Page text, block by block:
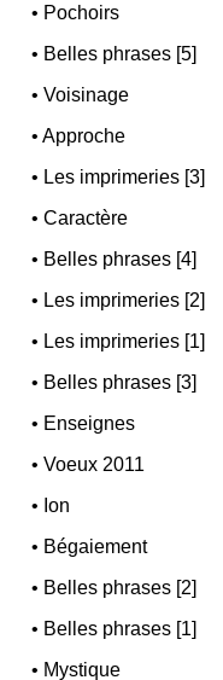
• Pochoirs
• Belles phrases [5]
•Voisinage
•Approche
• Les imprimeries [3]
•Caractère
• Belles phrases [4]
• Les imprimeries [2]
• Les imprimeries [1]
• Belles phrases [3]
• Enseignes
•Voeux 2011
• Ion
• Bégaiement
• Belles phrases [2]
• Belles phrases [1]
• Mystique